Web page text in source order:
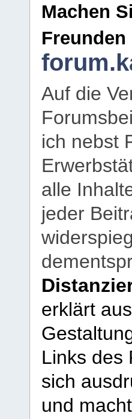
Machen
Auf die
ich nebst
alle
jeder
erklärt
Links des
sich
und